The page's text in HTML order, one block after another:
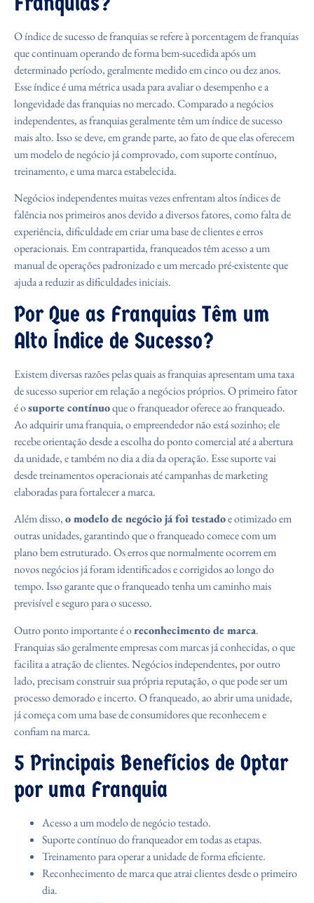
O índice de sucesso de franquias se refere à porcentagem de franquias
que continuam operando de forma bem-sucedida após um
determinado período, geralmente medido em cinco ou dez anos.
Esse índice é uma métrica usada para avaliar o desempenho e a
longevidade das franquias no mercado. Comparado a negócios
independentes, as franquias geralmente têm um índice de sucesso
mais alto. Isso se deve, em grande parte, ao fato de que elas oferecem
um modelo de negócio já comprovado, com suporte contínuo,
treinamento, e uma marca estabelecida.
Negócios independentes muitas vezes enfrentam altos índices de
falência nos primeiros anos devido a diversos fatores, como falta de
experiência, dificuldade em criar uma base de clientes e erros
operacionais. Em contrapartida, franqueados têm acesso a um
manual de operações padronizado e um mercado pré-existente que
ajuda a reduzir as dificuldades iniciais.
Por Que as Franquias Têm um
Alto Índice de Sucesso?
Existem diversas razões pelas quais as franquias apresentam uma taxa
de sucesso superior em relação a negócios próprios. O primeiro fator
é osuporte contínuoque o franqueador oferece ao franqueado.
Ao adquirir uma franquia, o empreendedor não está sozinho; ele
recebe orientação desde a escolha do ponto comercial até a abertura
da unidade, e também no dia a dia da operação. Esse suporte vai
desde treinamentos operacionais até campanhas de marketing
elaboradas para fortalecer a marca.
Além disso,o modelo de negócio já foi testadoe otimizado em
outras unidades, garantindo que o franqueado comece com um
plano bem estruturado. Os erros que normalmente ocorrem em
novos negócios já foram identificados e corrigidos ao longo do
tempo. Isso garante que o franqueado tenha um caminho mais
previsível e seguro para o sucesso.
Outro ponto importante é oreconhecimento de marca.
Franquias são geralmente empresas com marcas já conhecidas, o que
facilita a atração de clientes. Negócios independentes, por outro
lado, precisam construir sua própria reputação, o que pode ser um
processo demorado e incerto. O franqueado, ao abrir uma unidade,
já começa com uma base de consumidores que reconhecem e
confiam na marca.
5 Principais Benefícios de Optar
por uma Franquia
Acesso a um modelo de negócio testado.
Suporte contínuo do franqueador em todas as etapas.
Treinamento para operar a unidade de forma eficiente.
Reconhecimento de marca que atrai clientes desde o primeiro
dia.